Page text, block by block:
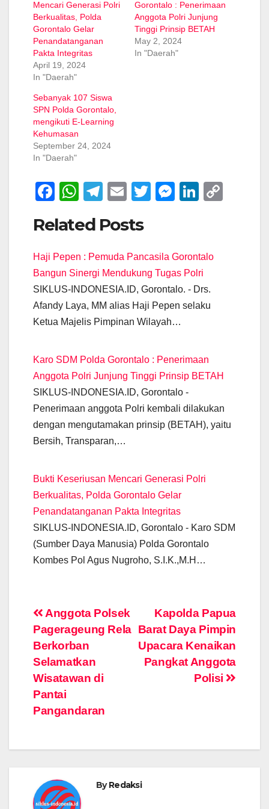
Mencari Generasi Polri
Berkualitas, Polda
Gorontalo Gelar
Penandatanganan
Pakta Integritas
April 19, 2024
In "Daerah"
Gorontalo : Penerimaan
Anggota Polri Junjung
Tinggi Prinsip BETAH
May 2, 2024
In "Daerah"
Sebanyak 107 Siswa
SPN Polda Gorontalo,
mengikuti E-Learning
Kehumasan
September 24, 2024
In "Daerah"
F
c
e
b
o
o
k
W
at
s
A
p
p
T
e
gr
a
m
E
ail
T
er
M
e
n
g
er
Li
e
dI
n
Related Posts
Haji Pepen : Pemuda Pancasila Gorontalo
Bangun Sinergi Mendukung Tugas Polri
SIKLUS-INDONESIA.ID, Gorontalo. - Drs.
Afandy Laya, MM alias Haji Pepen selaku
Ketua Majelis Pimpinan Wilayah…
Karo SDM Polda Gorontalo : Penerimaan
Anggota Polri Junjung Tinggi Prinsip BETAH
SIKLUS-INDONESIA.ID, Gorontalo -
Penerimaan anggota Polri kembali dilakukan
dengan mengutamakan prinsip (BETAH), yaitu
Bersih, Transparan,…
Bukti Keseriusan Mencari Generasi Polri
Berkualitas, Polda Gorontalo Gelar
Penandatanganan Pakta Integritas
SIKLUS-INDONESIA.ID, Gorontalo - Karo SDM
(Sumber Daya Manusia) Polda Gorontalo
Kombes Pol Agus Nugroho, S.I.K.,M.H…
Post
navigation
Kapolda Papua
Barat Daya Pimpin
Upacara Kenaikan
Pangkat Anggota
Polisi
Anggota Polsek
Pagerageung Rela
Berkorban
Selamatkan
Wisatawan di
Pantai
Pangandaran
ByRedaksi